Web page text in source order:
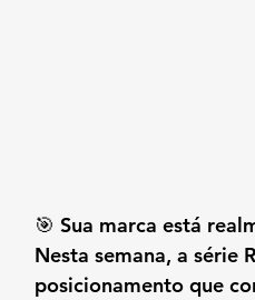
🎯 Sua marca está
Nesta semana, a série
posicionamento que